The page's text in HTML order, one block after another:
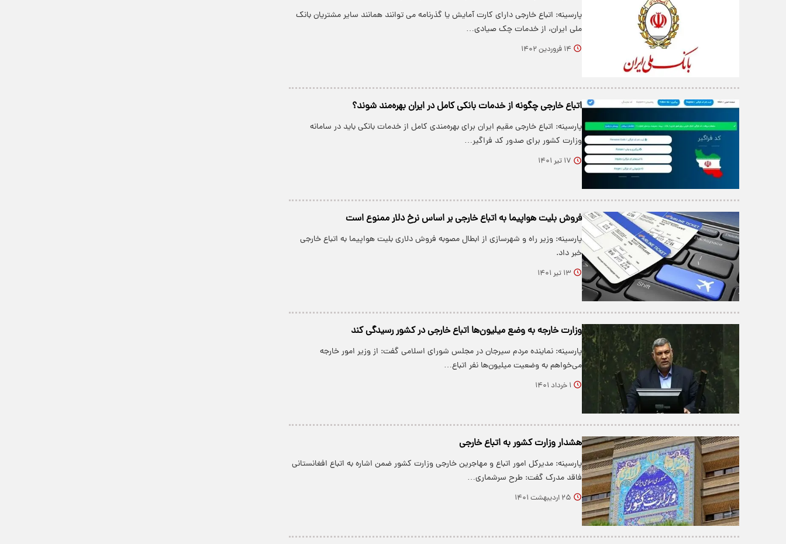
پارسینه: اتباع خارجی دارای کارت آمایش یا گذرنامه می توانند همانند سایر مشتریان بانک
ملی ایران، از خدمات چک صیادی…
۱۴ فروردین ۱۴۰۲
اتباع خارجی چگونه از خدمات بانکی کامل در ایران بهره‌مند شوند؟
پارسینه: اتباع خارجی مقیم ایران برای بهره‌مندی کامل از خدمات بانکی باید در سامانه
وزارت کشور برای صدور کد فراگیر…
۱۷ تیر ۱۴۰۱
فروش بلیت هواپیما به اتباع خارجی بر اساس نرخ دلار ممنوع است
پارسینه: وزیر راه و شهرسازی از ابطال مصوبه فروش دلاری بلیت هواپیما به اتباع خارجی
خبر داد.
۱۳ تیر ۱۴۰۱
وزارت خارجه به وضع میلیون‌ها اتباع خارجی در کشور رسیدگی کند
پارسینه: نماینده مردم سیرجان در مجلس شورای اسلامی گفت: از وزیر امور خارجه
می‌خواهم به وضعیت میلیون‌ها نفر اتباع…
۱ خرداد ۱۴۰۱
هشدار وزارت کشور به اتباع خارجی
پارسینه: مدیرکل امور اتباع و مهاجرین خارجی وزارت کشور ضمن اشاره به اتباع افغانستانی
فاقد مدرک گفت: طرح سرشماری…
۲۵ اردیبهشت ۱۴۰۱